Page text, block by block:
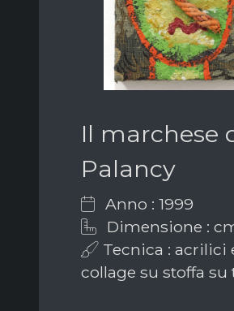
Il marchese
Palancy
Anno : 1999
Dimensione :
Tecnica : acrilici
collage su stoffa su